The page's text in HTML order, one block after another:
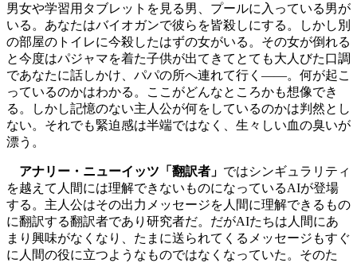
男女や学習用タブレットを見る男、プールに入っている男が
いる。あなたはバイオガンで彼らを皆殺しにする。しかし別
の部屋のトイレに今殺したはずの女がいる。その女が倒れる
と今度はパジャマを着た子供が出てきてとても大人びた口調
であなたに話しかけ、パパの所へ連れて行く――。何が起こ
っているのかはわかる。ここがどんなところかも想像でき
る。しかし記憶のない主人公が何をしているのかは判然とし
ない。それでも緊迫感は半端ではなく、生々しい血の臭いが
漂う。
アナリー・ニューイッツ「翻訳者」 ではシンギュラリティ
を越えて人間には理解できないものになっているAIが登場
する。主人公はその出力メッセージを人間に理解できるもの
に翻訳する翻訳者であり研究者だ。だがAIたちは人間にあ
まり興味がなくなり、たまに送られてくるメッセージもすぐ
に人間の役に立つようなものではなくなっていた。そのた